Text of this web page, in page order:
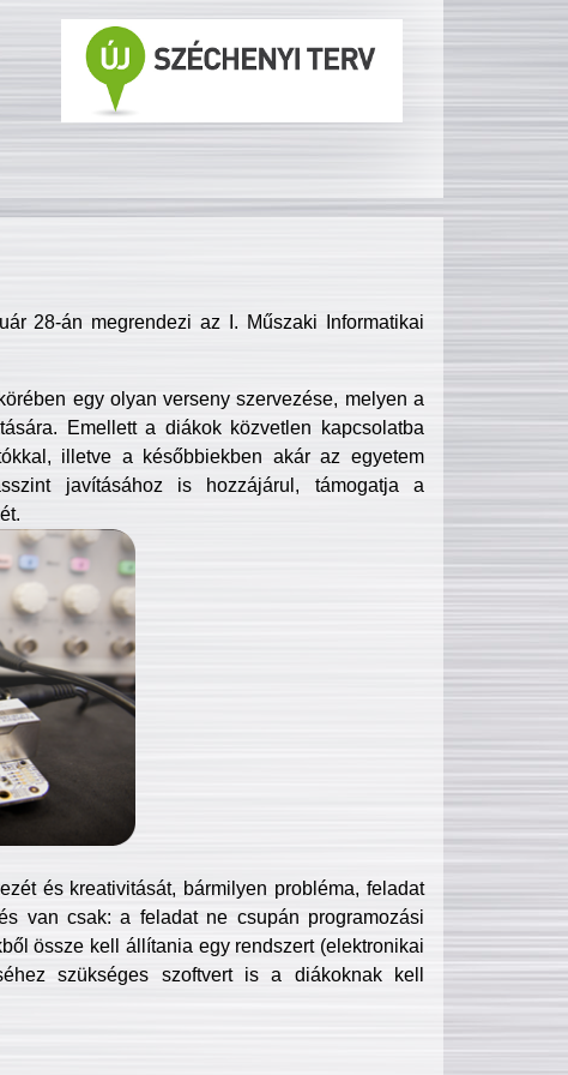
28-án megrendezi az I. Műszaki Informatikai
egy olyan verseny szervezése, melyen a
Emellett a diákok közvetlen kapcsolatba
illetve a későbbiekben akár az egyetem
javításához is hozzájárul, támogatja a
és kreativitását, bármilyen probléma, feladat
van csak: a feladat ne csupán programozási
össze kell állítania egy rendszert (elektronikai
szükséges szoftvert is a diákoknak kell